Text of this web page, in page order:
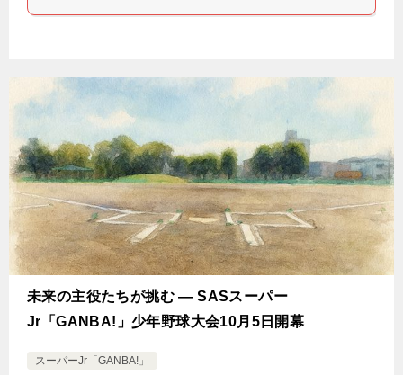
未来の主役たちが挑む ― SASスーパー
Jr「GANBA!」少年野球大会10月5日開幕
スーパーJr「GANBA!」